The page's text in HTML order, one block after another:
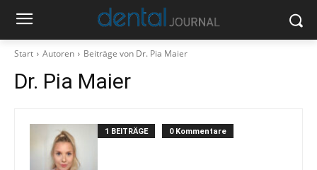
Start Autoren Beiträge von Dr. Pia Maier
Dr. Pia Maier
1 BEITRÄGE 0 Kommentare